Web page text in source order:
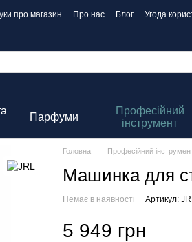
про магазин Про нас Блог
Угода
Парфуми
Професійний
інструмент
Головна Професійний
Машинка для
Немає в наявності Артикул:
5 949 грн